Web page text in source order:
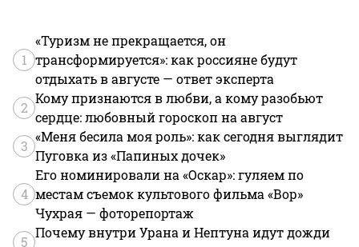
1
«Туризм не прекращается, он
трансформируется»: как россияне будут
отдыхать в августе — ответ эксперта
2
Кому признаются в любви, а кому разобьют
сердце: любовный гороскоп на август
3
«Меня бесила моя роль»: как сегодня выглядит
Пуговка из «Папиных дочек»
4
Его номинировали на «Оскар»: гуляем по
местам съемок культового фильма «Вор»
Чухрая — фоторепортаж
5
Почему внутри Урана и Нептуна идут дожди